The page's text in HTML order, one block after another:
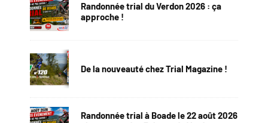
Randonnée trial du Verdon 2026 : ça
approche !
De la nouveauté chez Trial Magazine !
Randonnée trial à Boade le 22 août 2026